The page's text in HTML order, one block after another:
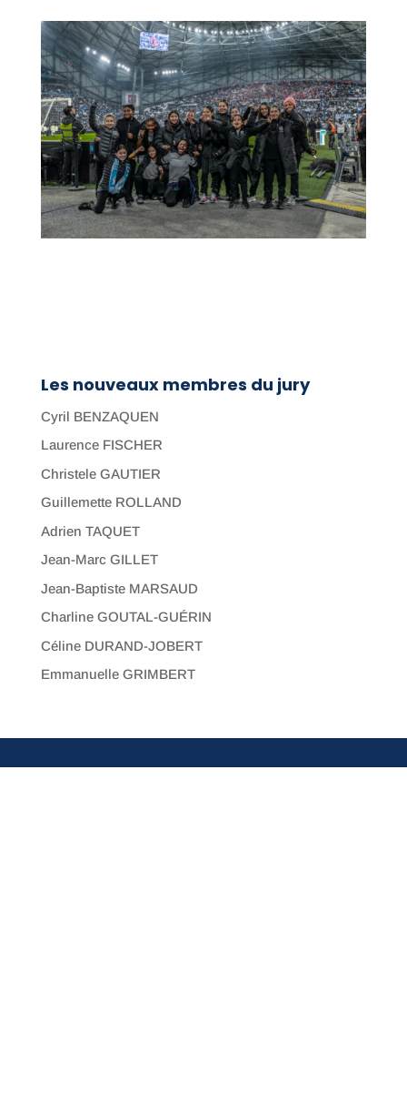
Les nouveaux membres du jury
Cyril BENZAQUEN
Laurence FISCHER
Christele GAUTIER
Guillemette ROLLAND
Adrien TAQUET
Jean-Marc GILLET
Jean-Baptiste MARSAUD
Charline GOUTAL-GUÉRIN
Céline DURAND-JOBERT
Emmanuelle GRIMBERT